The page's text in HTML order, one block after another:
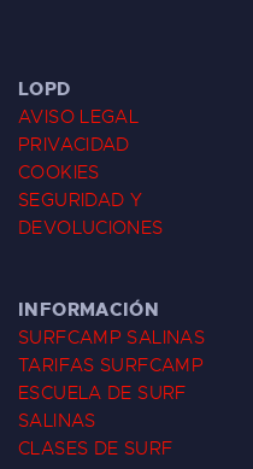
LOPD
AVISO LEGAL
PRIVACIDAD
COOKIES
SEGURIDAD Y
DEVOLUCIONES
INFORMACIÓN
SURFCAMP SALINAS
TARIFAS SURFCAMP
ESCUELA DE SURF
SALINAS
CLASES DE SURF